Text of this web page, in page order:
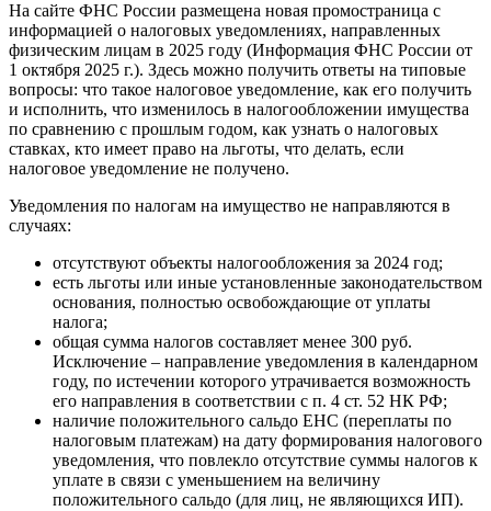
На сайте ФНС России размещена новая промостраница с
информацией о налоговых уведомлениях, направленных
физическим лицам в 2025 году (Информация ФНС России от
1 октября 2025 г.). Здесь можно получить ответы на типовые
вопросы: что такое налоговое уведомление, как его получить
и исполнить, что изменилось в налогообложении имущества
по сравнению с прошлым годом, как узнать о налоговых
ставках, кто имеет право на льготы, что делать, если
налоговое уведомление не получено.
Уведомления по налогам на имущество не направляются в
случаях:
отсутствуют объекты налогообложения за 2024 год;
есть льготы или иные установленные законодательством
основания, полностью освобождающие от уплаты
налога;
общая сумма налогов составляет менее 300 руб.
Исключение – направление уведомления в календарном
году, по истечении которого утрачивается возможность
его направления в соответствии с п. 4 ст. 52 НК РФ;
наличие положительного сальдо ЕНС (переплаты по
налоговым платежам) на дату формирования налогового
уведомления, что повлекло отсутствие суммы налогов к
уплате в связи с уменьшением на величину
положительного сальдо (для лиц, не являющихся ИП).